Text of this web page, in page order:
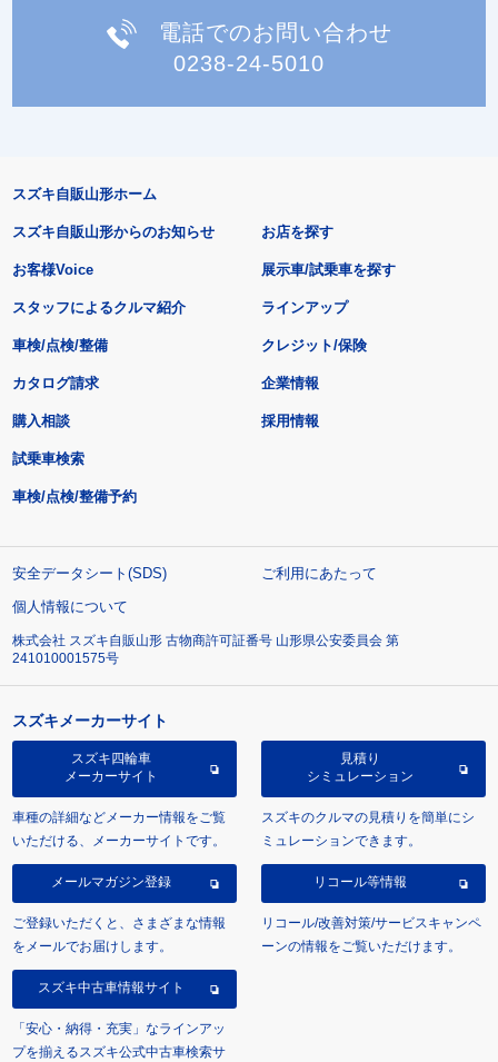
電話でのお問い合わせ
0238-24-5010
スズキ自販山形ホーム
スズキ自販山形からのお知らせ
お客様Voice
スタッフによるクルマ紹介
お店を探す
展示車/試乗車を探す
ラインアップ
車検/点検/整備 クレジット/保険
カタログ請求
購入相談
試乗車検索
車検/点検/整備予約
企業情報
採用情報
安全データシート(SDS)
ご利用にあたって
個人情報について
株式会社 スズキ自販山形 古物商許可証番号 山形県公安委員会 第
241010001575号
スズキメーカーサイト
スズキ四輪車
メーカーサイト
車種の詳細などメーカー情報をご覧
いただける、メーカーサイトです。
見積り
シミュレーション
スズキのクルマの見積りを簡単にシ
ミュレーションできます。
メールマガジン登録
ご登録いただくと、さまざまな情報
をメールでお届けします。
リコール等情報
リコール/改善対策/サービスキャンペ
ーンの情報をご覧いただけます。
スズキ中古車情報サイト
「安心・納得・充実」なラインアッ
プを揃えるスズキ公式中古車検索サ